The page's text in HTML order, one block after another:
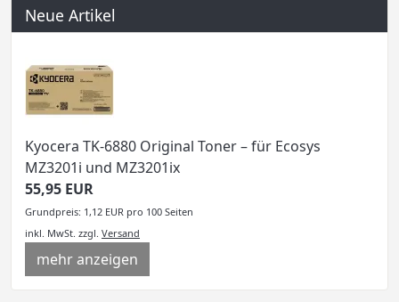
Neue Artikel
Kyocera TK-6880 Original Toner – für Ecosys
MZ3201i und MZ3201ix
55,95 EUR
Grundpreis: 1,12 EUR pro 100 Seiten
inkl. MwSt. zzgl. Versand
mehr anzeigen